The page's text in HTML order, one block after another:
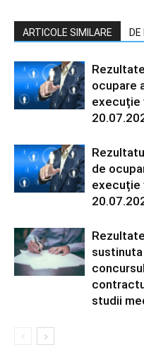
ARTICOLE SIMILARE DE
ocupare
execuție
de
execuție
studii